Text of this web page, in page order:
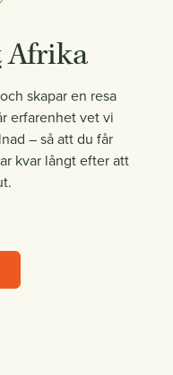
Afrika
skapar en resa
erfarenhet vet vi
– så att du får
kvar långt efter att